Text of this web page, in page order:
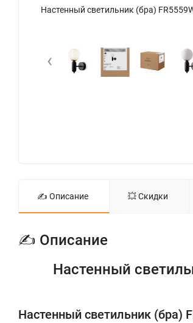
‹
✍ Описание 💥 Скидки
✍ Описание
Настенный
Настенный светильник (бра)